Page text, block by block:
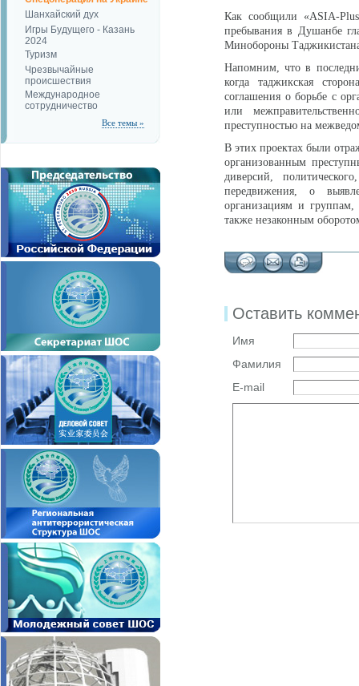
Шанхайский дух
Игры Будущего - Казань
2024
Туризм
Чрезвычайные
происшествия
Международное
сотрудничество
Все темы »
Как сообщили «ASIA-
пребывания в Душанбе
Минобороны
Напомним, что в
когда таджикская
соглашения о борьбе с
или
преступностью на
В этих проектах были
организованным
диверсий,
передвижения, о
организациям и
также незаконным
Оставить
Имя
Фамилия
E-mail